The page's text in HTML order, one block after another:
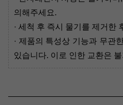
의해주세요.
· 세척 후 즉시 물기를 제거한
· 제품의 특성상 기능과 무관
있습니다. 이로 인한 교환은